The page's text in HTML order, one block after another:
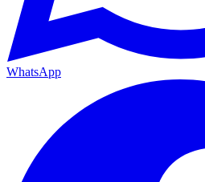
WhatsApp